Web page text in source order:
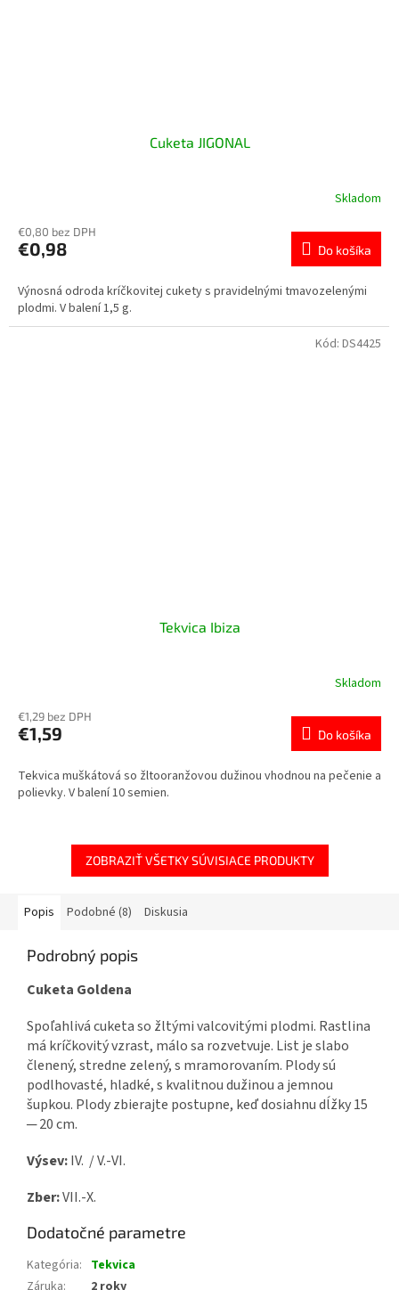
Cuketa JIGONAL
Skladom
€0,80 bez DPH
€0,98 Do košíka
Výnosná odroda kríčkovitej cukety s pravidelnými tmavozelenými
plodmi. V balení 1,5 g.
Tekvica Ibiza
Skladom
€1,29 bez DPH
€1,59 Do košíka
Tekvica muškátová so žltooranžovou dužinou vhodnou na pečenie a
polievky. V balení 10 semien.
Kód: DS4425
ZOBRAZIŤ VŠETKY SÚVISIACE PRODUKTY
Popis Podobné (8) Diskusia
Podrobný popis
Cuketa Goldena
Spoľahlivá cuketa so žltými valcovitými plodmi. Rastlina
má kríčkovitý vzrast, málo sa rozvetvuje. List je slabo
členený, stredne zelený, s mramorovaním. Plody sú
podlhovasté, hladké, s kvalitnou dužinou a jemnou
šupkou. Plody zbierajte postupne, keď dosiahnu dĺžky 15
─ 20 cm.
Výsev:IV. / V.-VI.
Zber:VII.-X.
Dodatočné parametre
Kategória: Tekvica